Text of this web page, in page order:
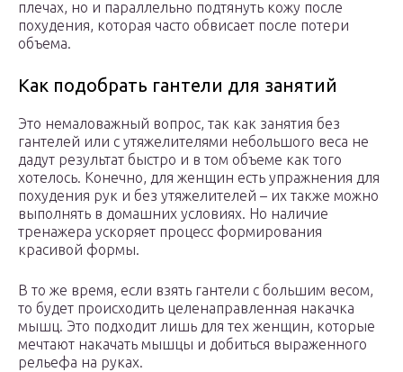
плечах, но и параллельно подтянуть кожу после
похудения, которая часто обвисает после потери
объема.
Как подобрать гантели для занятий
Это немаловажный вопрос, так как занятия без
гантелей или с утяжелителями небольшого веса не
дадут результат быстро и в том объеме как того
хотелось. Конечно, для женщин есть упражнения для
похудения рук и без утяжелителей – их также можно
выполнять в домашних условиях. Но наличие
тренажера ускоряет процесс формирования
красивой формы.
В то же время, если взять гантели с большим весом,
то будет происходить целенаправленная накачка
мышц. Это подходит лишь для тех женщин, которые
мечтают накачать мышцы и добиться выраженного
рельефа на руках.